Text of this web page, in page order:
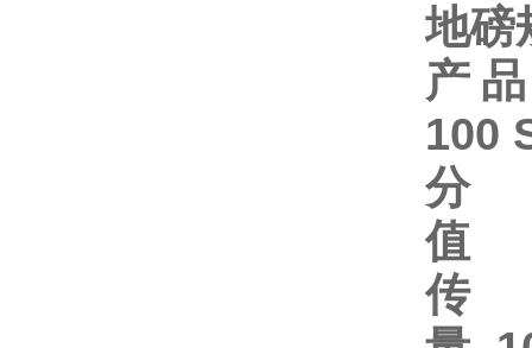
地磅
产
100
值